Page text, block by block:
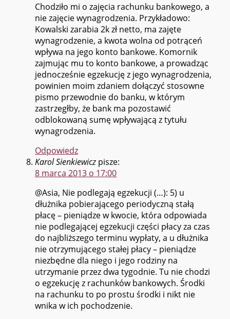
Chodziło mi o zajęcia rachunku bankowego, a
nie zajęcie wynagrodzenia. Przykładowo:
Kowalski zarabia 2k zł netto, ma zajęte
wynagrodzenie, a kwota wolna od potrąceń
wpływa na jego konto bankowe. Komornik
zajmując mu to konto bankowe, a prowadząc
jednocześnie egzekucję z jego wynagrodzenia,
powinien moim zdaniem dołączyć stosowne
pismo przewodnie do banku, w którym
zastrzegłby, że bank ma pozostawić
odblokowaną sumę wpływającą z tytułu
wynagrodzenia.
Odpowiedz
Karol Sienkiewicz pisze:
8 marca 2013 o 17:00
@Asia, Nie podlegają egzekucji (…): 5) u
dłużnika pobierającego periodyczną stałą
płacę – pieniądze w kwocie, która odpowiada
nie podlegającej egzekucji części płacy za czas
do najbliższego terminu wypłaty, a u dłużnika
nie otrzymującego stałej płacy – pieniądze
niezbędne dla niego i jego rodziny na
utrzymanie przez dwa tygodnie. Tu nie chodzi
o egzekucję z rachunków bankowych. Środki
na rachunku to po prostu środki i nikt nie
wnika w ich pochodzenie.